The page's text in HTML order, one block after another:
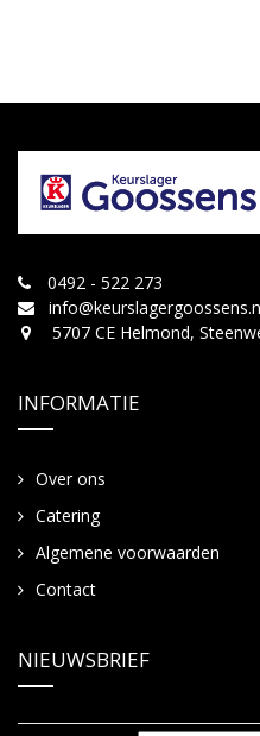
0492 - 522 273
5707 CE Helmond,
INFORMATIE
Over ons
Catering
Algemene voorwaarden
Contact
NIEUWSBRIEF